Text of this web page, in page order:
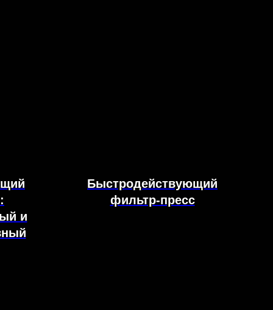
и
Быстродействующий
фильтр-пресс